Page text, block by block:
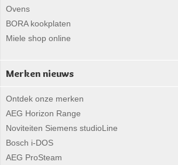
Ovens
BORA kookplaten
Miele shop online
Merken nieuws
Ontdek onze merken
AEG Horizon Range
Noviteiten Siemens studioLine
Bosch i-DOS
AEG ProSteam